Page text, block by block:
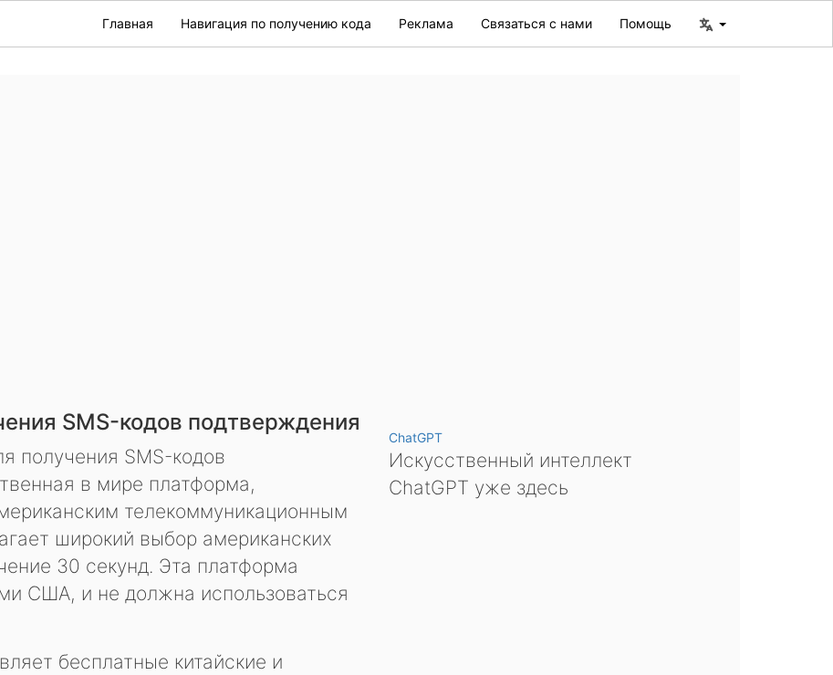
Главная Навигация по получению кода Реклама Связаться с нами Помощь
SMS-кодов подтверждения
получения SMS-кодов
в мире платформа,
телекоммуникационным
широкий выбор американских
30 секунд. Эта платформа
США, и не должна использоваться
бесплатные китайские и
ChatGPT
Искусственный интеллект
ChatGPT уже здесь